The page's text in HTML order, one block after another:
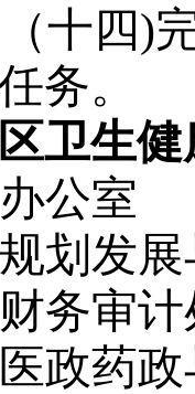
（十四)
务。
卫生
公室
规划发
财务审
医政药